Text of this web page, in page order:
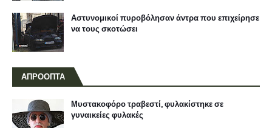
Αστυνομικοί πυροβόλησαν άντρα που επιχείρησε
να τους σκοτώσει
ΑΠΡΟΟΠΤΑ
Μυστακοφόρο τραβεστί, φυλακίστηκε σε
γυναικείες φυλακές